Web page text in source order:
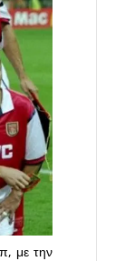
με την